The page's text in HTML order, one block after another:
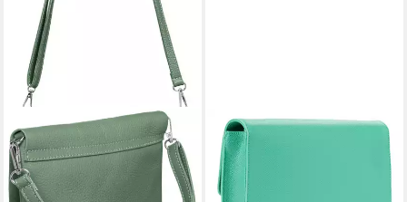
CASPAR
Clutch Abendtasche Damen
Leder Handtasche - CLASSIC
LINE - Modell No.835, leicht,
VALENTINO BAGS
Clutch Lady Clutch
51,19 €
-36%